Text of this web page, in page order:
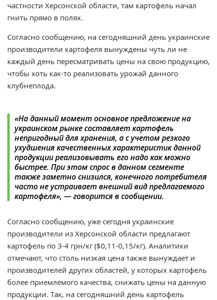
частности Херсонской области, там картофель начал
гнить прямо в полях.
Согласно сообщению, на сегодняшний день украинские
производители картофеля вынуждены чуть ли не
каждый день пересматривать цены на свою продукцию,
чтобы хоть как-то реализовать урожай данного
клубнеплода.
«На данный момент основное предложение на
украинском рынке составляет картофель
непригодный для хранения, а с учетом резкого
ухудшения качественных характеристик данной
продукции реализовывать его надо как можно
быстрее. При этом спрос в данном сегменте
также заметно снизился, конечного потребителя
часто не устраивает внешний вид предлагаемого
картофеля», — говорится в сообщении.
Согласно сообщению, уже сегодня украинские
производители из Херсонской области предлагают
картофель по 3-4 грн/кг ($0,11-0,15/кг). Аналитики
отмечают, что столь низкая цена также вынуждает и
производителей других областей, у которых картофель
более приемлемого качества, снижать цены на данную
продукции. Так, на сегодняшний день картофель